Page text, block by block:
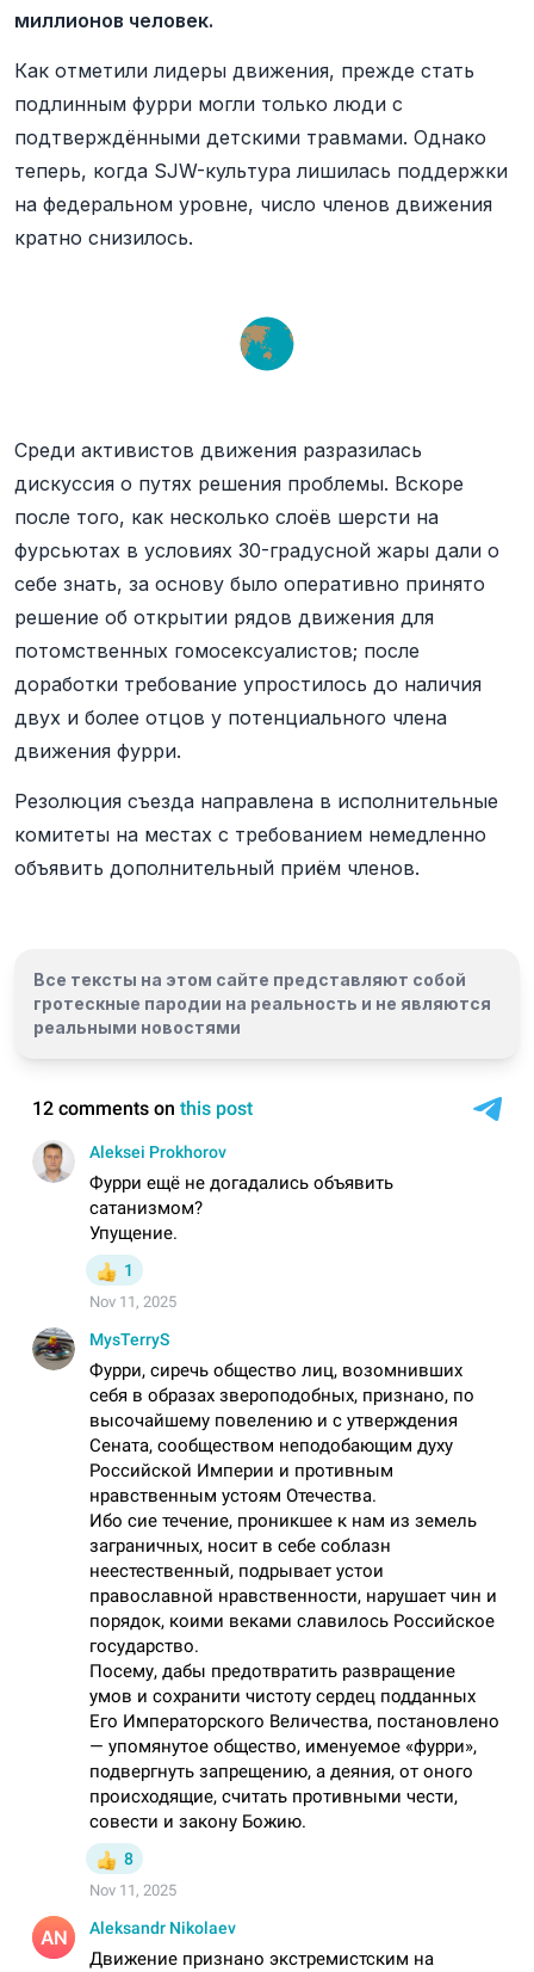
миллионов человек.
Как отметили лидеры движения, прежде стать
подлинным фурри могли только люди с
подтверждёнными детскими травмами. Однако
теперь, когда SJW-культура лишилась поддержки
на федеральном уровне, число членов движения
кратно снизилось.
Среди активистов движения разразилась
дискуссия о путях решения проблемы. Вскоре
после того, как несколько слоёв шерсти на
фурсьютах в условиях 30-градусной жары дали о
себе знать, за основу было оперативно принято
решение об открытии рядов движения для
потомственных гомосексуалистов; после
доработки требование упростилось до наличия
двух и более отцов у потенциального члена
движения фурри.
Резолюция съезда направлена в исполнительные
комитеты на местах с требованием немедленно
объявить дополнительный приём членов.
Все тексты на этом сайте представляют собой
гротескные пародии на реальность и не являются
реальными новостями